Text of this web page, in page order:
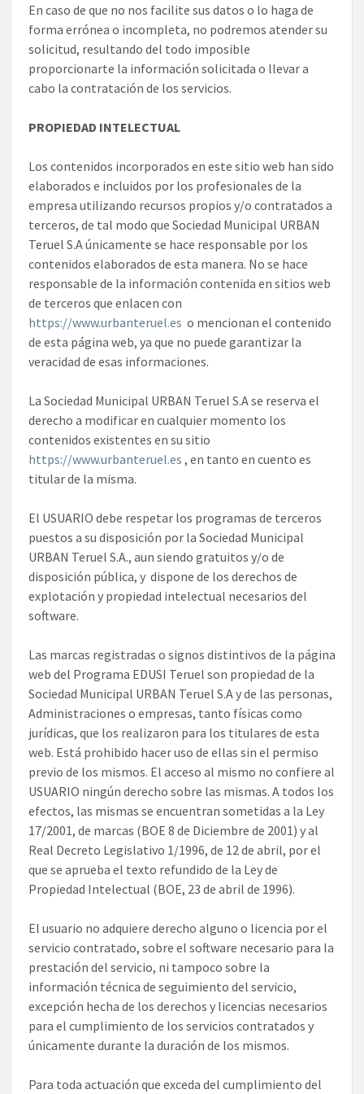
En caso de que no nos facilite sus datos o lo haga de
forma errónea o incompleta, no podremos atender su
solicitud, resultando del todo imposible
proporcionarte la información solicitada o llevar a
cabo la contratación de los servicios.
PROPIEDAD INTELECTUAL
Los contenidos incorporados en este sitio web han sido
elaborados e incluidos por los profesionales de la
empresa utilizando recursos propios y/o contratados a
terceros, de tal modo que Sociedad Municipal URBAN
Teruel S.A únicamente se hace responsable por los
contenidos elaborados de esta manera. No se hace
responsable de la información contenida en sitios web
de terceros que enlacen con
https://www.urbanteruel.es o mencionan el contenido
de esta página web, ya que no puede garantizar la
veracidad de esas informaciones.
La Sociedad Municipal URBAN Teruel S.A se reserva el
derecho a modificar en cualquier momento los
contenidos existentes en su sitio
https://www.urbanteruel.es , en tanto en cuento es
titular de la misma.
El USUARIO debe respetar los programas de terceros
puestos a su disposición por la Sociedad Municipal
URBAN Teruel S.A., aun siendo gratuitos y/o de
disposición pública, y dispone de los derechos de
explotación y propiedad intelectual necesarios del
software.
Las marcas registradas o signos distintivos de la página
web del Programa EDUSI Teruel son propiedad de la
Sociedad Municipal URBAN Teruel S.A y de las personas,
Administraciones o empresas, tanto físicas como
jurídicas, que los realizaron para los titulares de esta
web. Está prohibido hacer uso de ellas sin el permiso
previo de los mismos. El acceso al mismo no confiere al
USUARIO ningún derecho sobre las mismas. A todos los
efectos, las mismas se encuentran sometidas a la Ley
17/2001, de marcas (BOE 8 de Diciembre de 2001) y al
Real Decreto Legislativo 1/1996, de 12 de abril, por el
que se aprueba el texto refundido de la Ley de
Propiedad Intelectual (BOE, 23 de abril de 1996).
El usuario no adquiere derecho alguno o licencia por el
servicio contratado, sobre el software necesario para la
prestación del servicio, ni tampoco sobre la
información técnica de seguimiento del servicio,
excepción hecha de los derechos y licencias necesarios
para el cumplimiento de los servicios contratados y
únicamente durante la duración de los mismos.
Para toda actuación que exceda del cumplimiento del